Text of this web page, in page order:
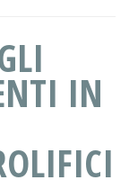
IN